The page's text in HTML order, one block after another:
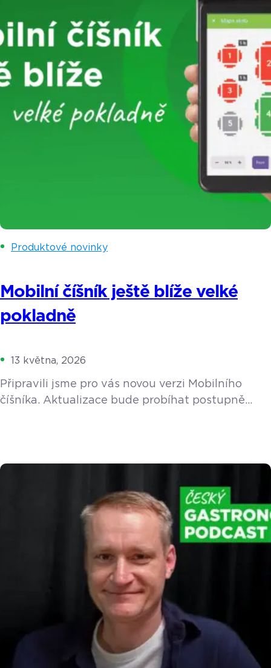
Produktové novinky
Mobilní číšník ještě blíže velké
pokladně
13 května, 2026
Připravili jsme pro vás novou verzi Mobilního
číšníka. Aktualizace bude probíhat postupně
a funkce, na které jste zvyklí z velké pokladny. Co
ušetří zbytečné kroky a hosté nebudou muset na
nic čekat. Kvůli […]